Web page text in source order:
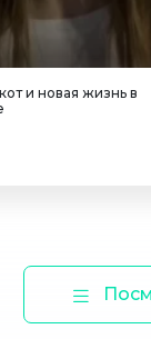
и новая жизнь в